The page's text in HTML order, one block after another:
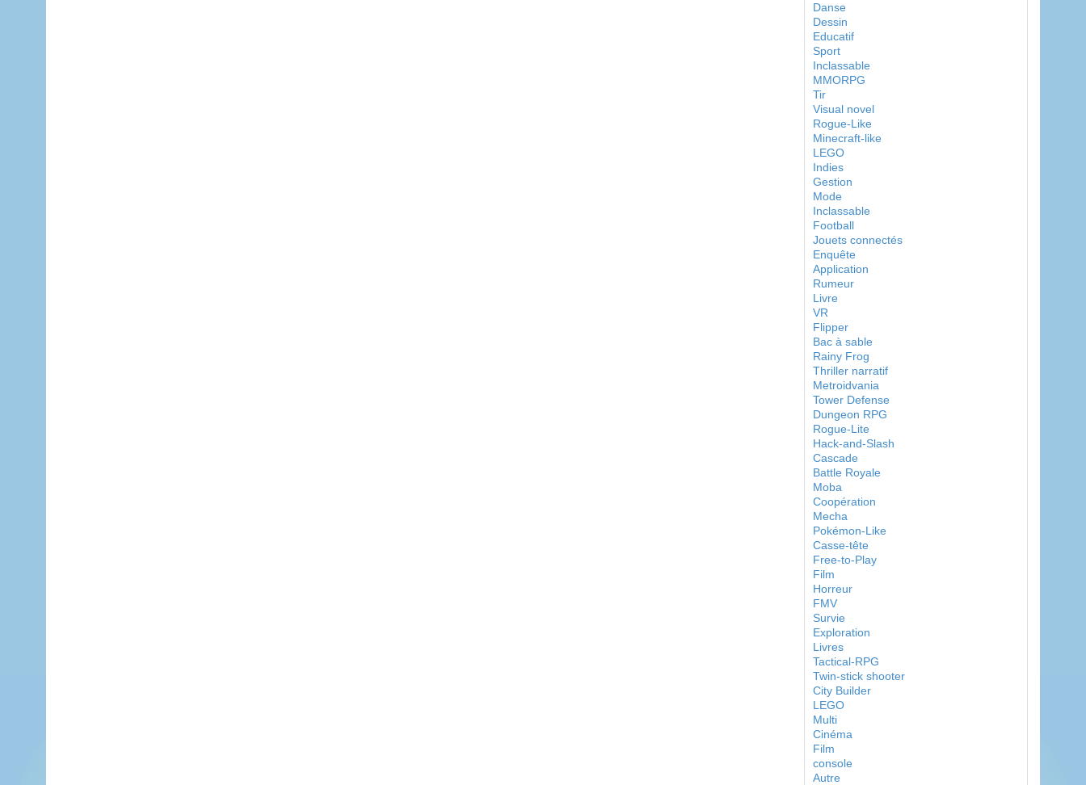
Danse
Dessin
Educatif
Sport
Inclassable
MMORPG
Tir
Visual novel
Rogue-Like
Minecraft-like
LEGO
Indies
Gestion
Mode
Inclassable
Football
Jouets connectés
Enquête
Application
Rumeur
Livre
VR
Flipper
Bac à sable
Rainy Frog
Thriller narratif
Metroidvania
Tower Defense
Dungeon RPG
Rogue-Lite
Hack-and-Slash
Cascade
Battle Royale
Moba
Coopération
Mecha
Pokémon-Like
Casse-tête
Free-to-Play
Film
Horreur
FMV
Survie
Exploration
Livres
Tactical-RPG
Twin-stick shooter
City Builder
LEGO
Multi
Cinéma
Film
console
Autre